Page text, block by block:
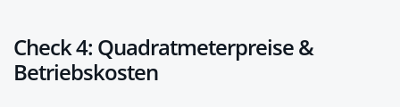
Check 4: Quadratmeterpreise &
Betriebskosten